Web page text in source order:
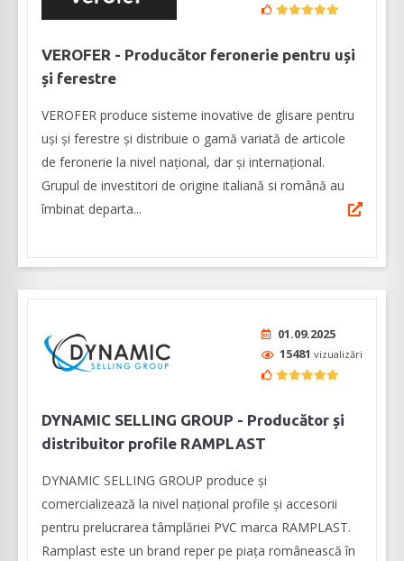
VEROFER - Producător feronerie pentru uși
și ferestre
VEROFER produce sisteme inovative de glisare pentru
uși și ferestre și distribuie o gamă variată de articole
de feronerie la nivel național, dar și internațional.
Grupul de investitori de origine italiană si română au
îmbinat departa...
01.09.2025
15481 vizualizări
DYNAMIC SELLING GROUP - Producător și
distribuitor profile RAMPLAST
DYNAMIC SELLING GROUP produce și
comercializează la nivel naţional profile și accesorii
pentru prelucrarea tâmplăriei PVC marca RAMPLAST.
Ramplast este un brand reper pe piața românească în